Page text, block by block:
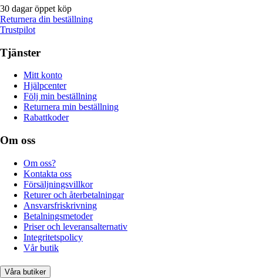
30 dagar öppet köp
Returnera din beställning
Trustpilot
Tjänster
Mitt konto
Hjälpcenter
Följ min beställning
Returnera min beställning
Rabattkoder
Om oss
Om oss?
Kontakta oss
Försäljningsvillkor
Returer och återbetalningar
Ansvarsfriskrivning
Betalningsmetoder
Priser och leveransalternativ
Integritetspolicy
Vår butik
Våra butiker